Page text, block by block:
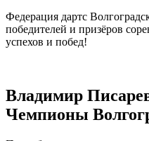
Федерация дартс
победителей и призёров
успехов и побед!
Владимир
Чемпионы